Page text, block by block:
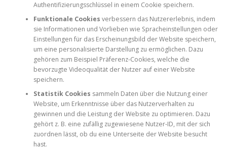
Authentifizierungsschlüssel in einem Cookie speichern.
Funktionale Cookies verbessern das Nutzererlebnis, indem
sie Informationen und Vorlieben wie Spracheinstellungen oder
Einstellungen für das Erscheinungsbild der Website speichern,
um eine personalisierte Darstellung zu ermöglichen. Dazu
gehören zum Beispiel Präferenz-Cookies, welche die
bevorzugte Videoqualität der Nutzer auf einer Website
speichern.
Statistik Cookies sammeln Daten über die Nutzung einer
Website, um Erkenntnisse über das Nutzerverhalten zu
gewinnen und die Leistung der Website zu optimieren. Dazu
gehört z. B. eine zufällig zugewiesene Nutzer-ID, mit der sich
zuordnen lässt, ob du eine Unterseite der Website besucht
hast.